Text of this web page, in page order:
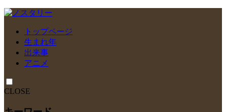
トップページ
生まれ年
出来事
アニメ
CLOSE